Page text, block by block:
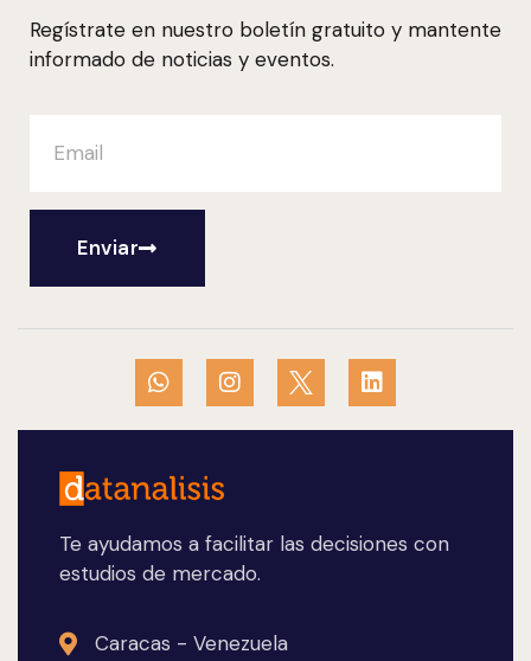
Te ayudamos a facilitar las decisiones con
estudios de mercado.
Caracas - Venezuela
Regístrate en nuestro boletín gratuito y mantente
informado de noticias y eventos.
Enviar